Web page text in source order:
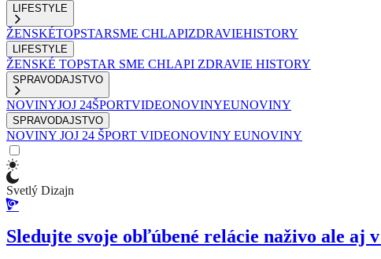
LIFESTYLE
ŽENSKÉTOPSTARSME CHLAPIZDRAVIEHISTORY
LIFESTYLE
ŽENSKÉ TOPSTAR SME CHLAPI ZDRAVIE HISTORY
SPRAVODAJSTVO
NOVINYJOJ 24ŠPORTVIDEONOVINYEUNOVINY
SPRAVODAJSTVO
NOVINY JOJ 24 ŠPORT VIDEONOVINY EUNOVINY
Svetlý Dizajn
Sledujte svoje obľúbené relácie naživo ale aj